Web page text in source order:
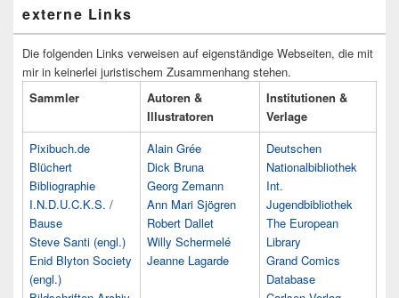
externe Links
Die folgenden Links verweisen auf eigenständige Webseiten, die mit
mir in keinerlei juristischem Zusammenhang stehen.
Sammler
Autoren &
Illustratoren
Institutionen &
Verlage
Pixibuch.de
Blüchert
Bibliographie
I.N.D.U.C.K.S. /
Bause
Steve Santi (engl.)
Enid Blyton Society
(engl.)
Alain Grée
Dick Bruna
Georg Zemann
Ann Mari Sjögren
Robert Dallet
Willy Schermelé
Jeanne Lagarde
Deutschen
Nationalbibliothek
Int.
Jugendbibliothek
The European
Library
Grand Comics
Database